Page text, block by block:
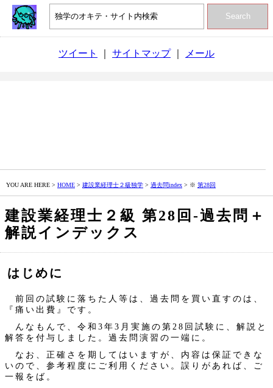
Search
ツイート サイトマップ｜ メール
YOU ARE HERE > HOME > 建設業経理士２級独学 > 過去問index > ※ 第28回
建設業経理士２級 第28回‐過去問＋
解説インデックス
はじめに
前回の試験に落ちた人等は、過去問を買い直すのは、
『痛い出費』です。
んなもんで、令和3年3月実施の第28回試験に、解説と
解答を付与しました。過去問演習の一端に。
なお、正確さを期してはいますが、内容は保証できな
いので、参考程度にご利用ください。誤りがあれば、ご
一報をば。